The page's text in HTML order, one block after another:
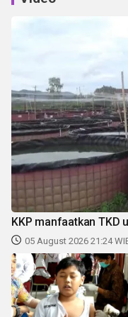
KKP manfaatkan TKD
05 August 2026 21:24